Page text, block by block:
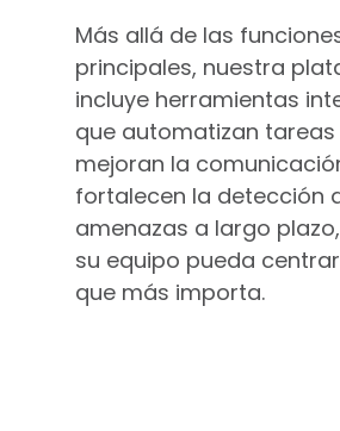
Más allá de las
principales, nuestra
incluye herramientas
que automatizan tareas
mejoran la
fortalecen la detección
amenazas a largo
su equipo pueda
que más importa.